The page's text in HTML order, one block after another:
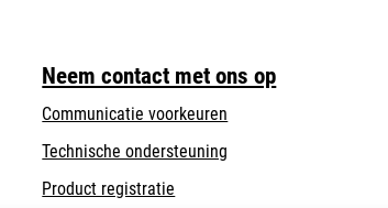
tab
Neem contact met ons op
Communicatie voorkeuren
Technische ondersteuning
Product registratie